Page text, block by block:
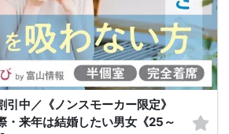
中／《ノンスモーカー限定》
来年は結婚したい男女《25～